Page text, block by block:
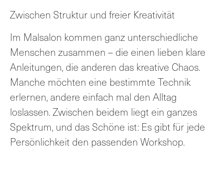
Zwischen Struktur und freier Kreativität
Im Malsalon kommen ganz unterschiedliche
Menschen zusammen – die einen lieben klare
Anleitungen, die anderen das kreative Chaos.
Manche möchten eine bestimmte Technik
erlernen, andere einfach mal den Alltag
loslassen. Zwischen beidem liegt ein ganzes
Spektrum, und das Schöne ist: Es gibt für jede
Persönlichkeit den passenden Workshop.